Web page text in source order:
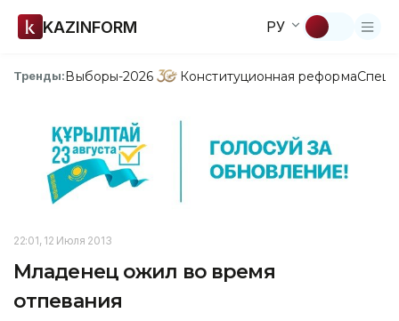
KAZINFORM РУ
Тренды:Выборы-2026 Конституционная реформа
22:01, 12 Июля 2013
Младенец ожил во время
отпевания